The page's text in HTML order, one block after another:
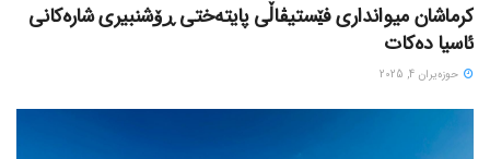
کرماشان میوانداری فێستیڤاڵی پایتەختی ڕۆشنبیری شارەکانی
ئاسیا دەکات
حوزه‌یران 4, 2025